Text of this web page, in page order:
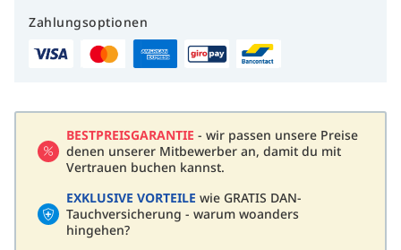
Zahlungsoptionen
BESTPREISGARANTIE - wir passen unsere Preise
denen unserer Mitbewerber an, damit du mit
Vertrauen buchen kannst.
EXKLUSIVE VORTEILE wie GRATIS DAN-
Tauchversicherung - warum woanders
hingehen?